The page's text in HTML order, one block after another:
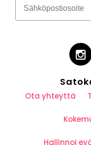
Ota yhteyttä
Hallinnoi